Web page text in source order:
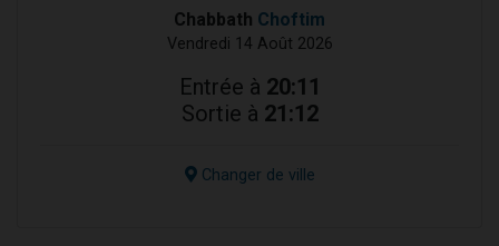
Chabbath Choftim
Vendredi 14 Août 2026
Entrée à 20:11
Sortie à 21:12
Changer de ville